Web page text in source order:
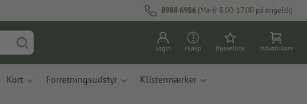
8988 6986 (Ma-fr 8.00-17.00 på engelsk)
Login Hjælp Huskeliste Indkøbskurv
Kort Forretningsudstyr Klistermærker